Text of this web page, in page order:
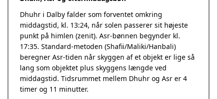
Dhuhr i Dalby falder som forventet omkring
middagstid, kl. 13:24, når solen passerer sit højeste
punkt på himlen (zenit). Asr-bønnen begynder kl.
17:35. Standard-metoden (Shafii/Maliki/Hanbali)
beregner Asr-tiden når skyggen af et objekt er lige så
lang som objektet plus skyggens længde ved
middagstid. Tidsrummet mellem Dhuhr og Asr er 4
timer og 11 minutter.